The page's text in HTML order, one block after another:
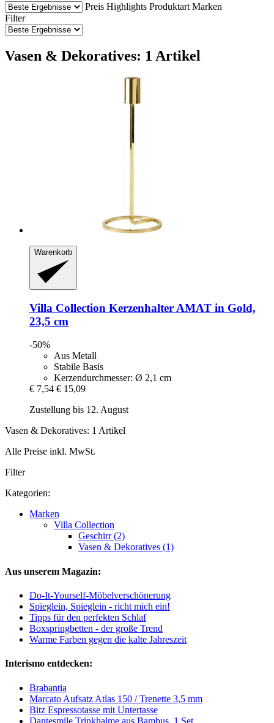
Preis Highlights Produktart Marken
Filter
Vasen & Dekoratives: 1 Artikel
Warenkorb
Villa Collection Kerzenhalter AMAT in Gold,
23,5 cm
-50%
Aus Metall
Stabile Basis
Kerzendurchmesser: Ø 2,1 cm
€ 7,54 € 15,09
Zustellung bis 12. August
Vasen & Dekoratives: 1 Artikel
Alle Preise inkl. MwSt.
Filter
Kategorien:
Marken
Villa Collection
Geschirr (2)
Vasen & Dekoratives (1)
Aus unserem Magazin:
Do-It-Yourself-Möbelverschönerung
Spieglein, Spieglein - richt mich ein!
Tipps für den perfekten Schlaf
Boxspringbetten - der große Trend
Warme Farben gegen die kalte Jahreszeit
Interismo entdecken:
Brabantia
Marcato Aufsatz Atlas 150 / Trenette 3,5 mm
Bitz Espressotasse mit Untertasse
Dantesmile Trinkhalme aus Bambus, 1 Set